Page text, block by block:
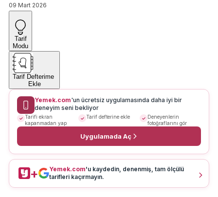
09 Mart 2026
Tarif
Modu
Tarif Defterime
Ekle
Yemek.com'un ücretsiz uygulamasında daha iyi bir
deneyim seni bekliyor
Tarifi ekran
kapanmadan yap
Tarif defterine ekle
Deneyenlerin
fotoğraflarını gör
Uygulamada Aç
+ Yemek.com'u kaydedin, denenmiş, tam ölçülü
tarifleri kaçırmayın.